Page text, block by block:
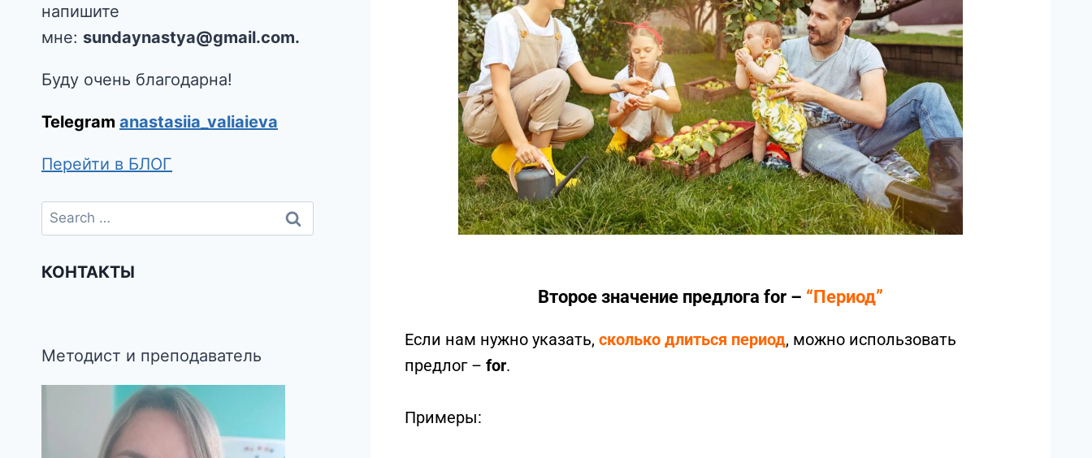
Второе значение предлога for – “Период”
Если нам нужно указать, сколько длиться период, можно использовать
предлог – for.
Примеры:
напишите
мне: sundaynastya@gmail.com.
Буду очень благодарна!
Telegram anastasiia_valiaieva
Перейти в БЛОГ
КОНТАКТЫ
Методист и преподаватель